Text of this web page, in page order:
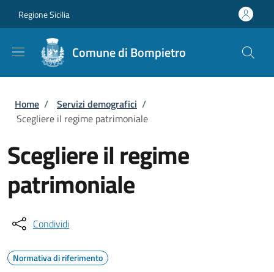
Regione Sicilia
Comune di Bompietro
Briciole di pane
Home / Servizi demografici /
Scegliere il regime patrimoniale
Scegliere il regime
patrimoniale
Condividi
Normativa di riferimento